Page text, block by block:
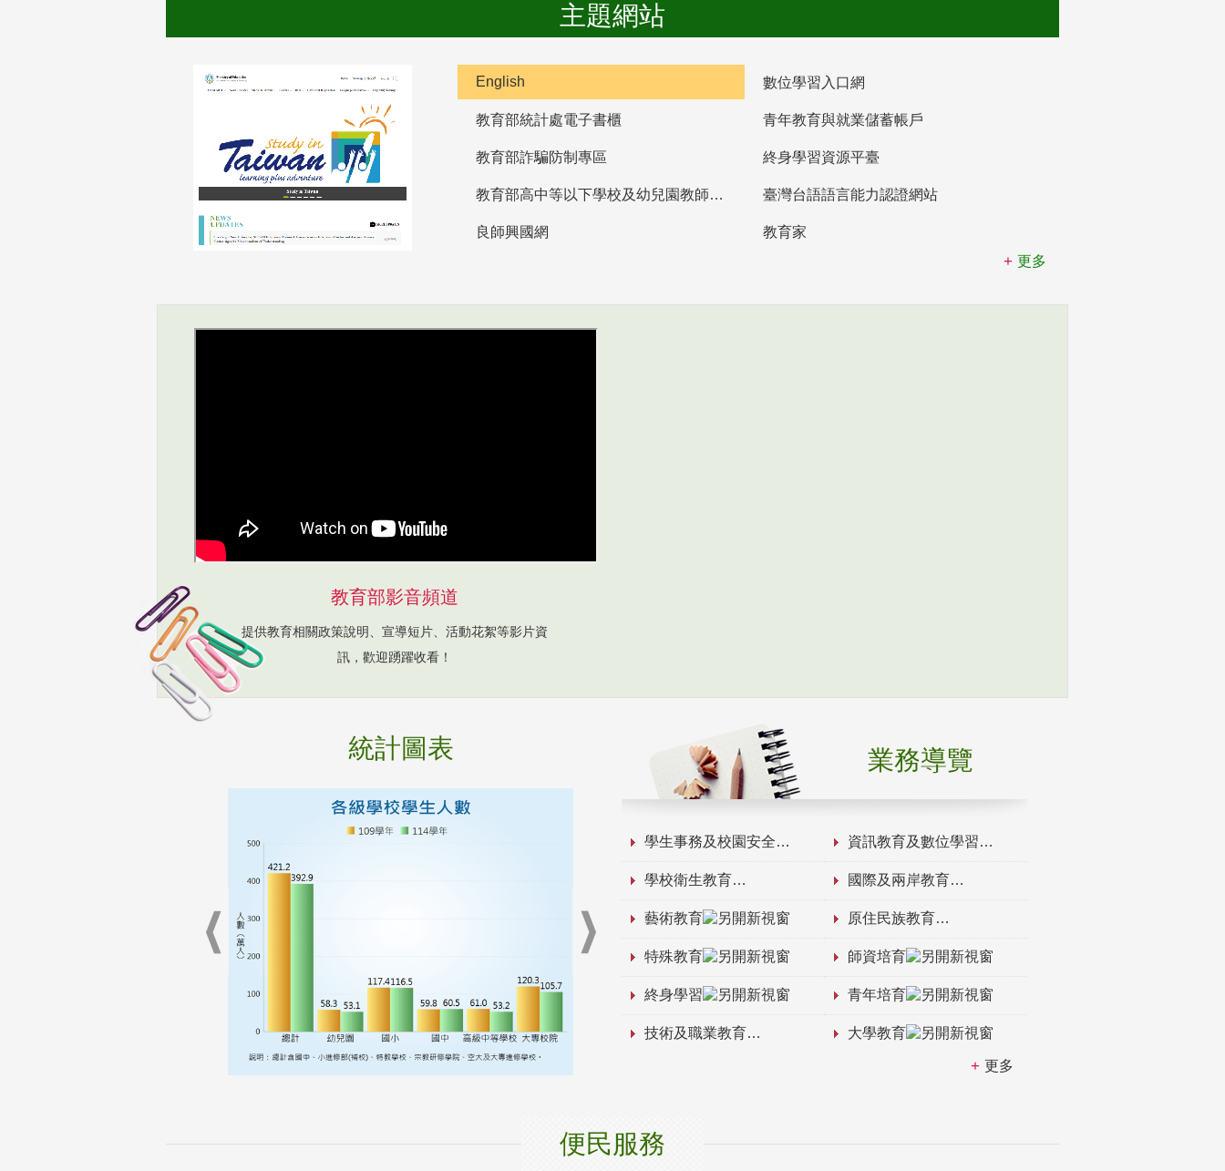
主題網站
English 數位學習入口網
教育部統計處電子書櫃 青年教育與就業儲蓄帳戶
教育部詐騙防制專區 終身學習資源平臺
教育部高中等以下學校及幼兒園教師資格檢定考試 臺灣台語語言能力認證網站
良師興國網
教育家
更多
教育部影音頻道
提供教育相關政策說明、宣導短片、活動花絮等影片資
訊，歡迎踴躍收看！
統計圖表 業務導覽
學生事務及校園安全 資訊教育及數位學習
學校衛生教育 國際及兩岸教育
藝術教育 原住民族教育
特殊教育 師資培育
終身學習 青年培育
技術及職業教育 大學教育
更多
便民服務